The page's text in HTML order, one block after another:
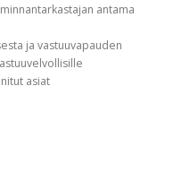
antama
ja vastuuvapauden
asiat